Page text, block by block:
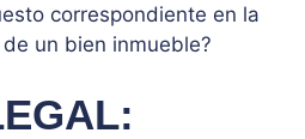
correspondiente en la
un bien inmueble?